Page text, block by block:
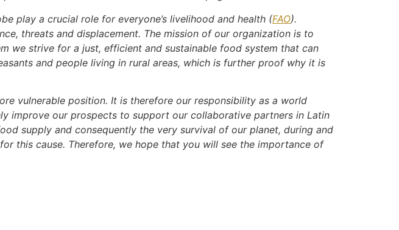
play a crucial role for everyone’s livelihood and health (FAO).
threats and displacement. The mission of our organization is to
we strive for a just, efficient and sustainable food system that can
and people living in rural areas, which is further proof why it is
vulnerable position. It is therefore our responsibility as a world
improve our prospects to support our collaborative partners in Latin
supply and consequently the very survival of our planet, during and
this cause. Therefore, we hope that you will see the importance of